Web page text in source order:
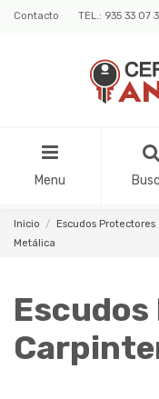
Contacto TEL.: 935 33 07
Menu
Inicio Escudos Protectores
Metálica